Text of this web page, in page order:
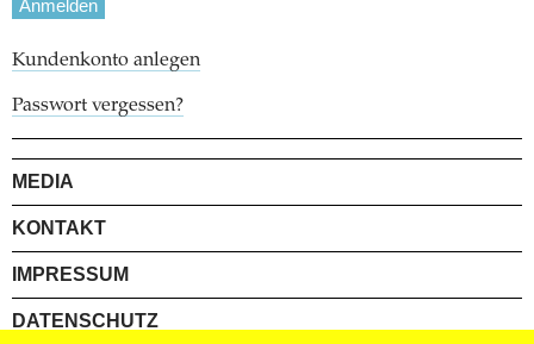
Kundenkonto anlegen
Passwort vergessen?
MEDIA
KONTAKT
IMPRESSUM
DATENSCHUTZ